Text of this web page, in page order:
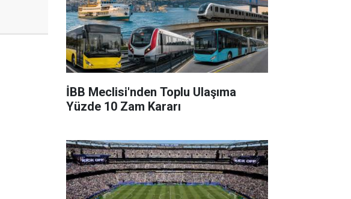
İBB Meclisi'nden Toplu Ulaşıma
Yüzde 10 Zam Kararı